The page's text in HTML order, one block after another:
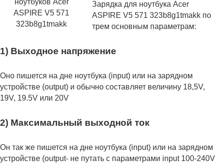
Зарядка для ноутбука Acer
ASPIRE V5 571 323b8g1tmakk по
трем основным параметрам:
1) Выходное напряжение
Оно пишется на дне ноутбука (input) или на зарядном
устройстве (output) и обычно составляет величину 18,5V,
19V, 19.5V или 20V
2) Максимальный выходной ток
Он так же пишется на дне ноутбука (input) или на зарядном
устройстве (output- не путать с параметрами input 100-240V